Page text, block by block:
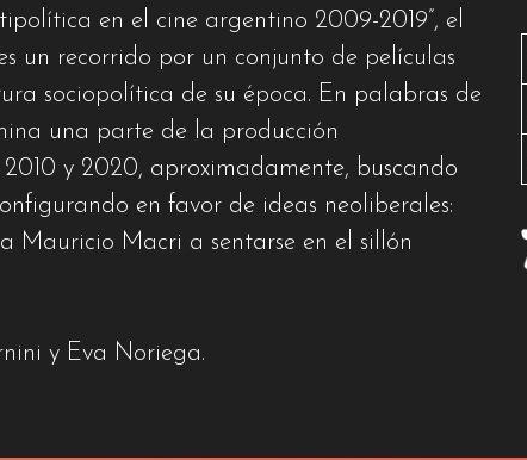
en el cine argentino 2009-2019”, el
un recorrido por un conjunto de películas
sociopolítica de su época. En palabras de
una parte de la producción
y 2020, aproximadamente, buscando
en favor de ideas neoliberales:
Mauricio Macri a sentarse en el sillón
y Eva Noriega.